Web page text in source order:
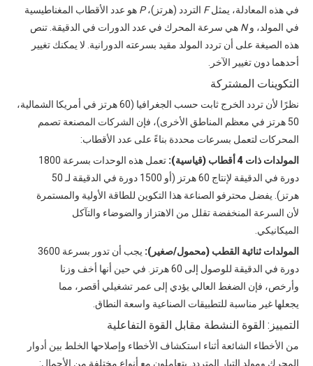
في هذه المعادلة، يمثلF التردد (هرتز)،P هو عدد الأقطاب المغناطيسية
في المولد، وN هي سرعة المحرك في عدد الدورات في الدقيقة. تنص
هذه الصيغة على أن تردد المولد مقيد بسرعته الدورانية. لا يمكنك تغيير
أحدهما دون تغيير الآخر.
التكوينات المشتركة
نظرًا لأن تردد الخرج ثابت حسب الجغرافيا (60 هرتز في أمريكا الشمالية،
50 هرتز في معظم المناطق الأخرى)، فإن الشركات المصنعة تصمم
المحركات لتعمل بسرعات محددة بناءً على عدد الأقطاب:
المولدات ذات 4 أقطاب (قياسية):
تعمل هذه الوحدات بسرعة 1800
دورة في الدقيقة لإنتاج 60 هرتز (أو 1500 دورة في الدقيقة لـ 50
هرتز). يفضل محترفو الصناعة هذا التكوين للطاقة الأولية والمستمرة
لأن السرعة المنخفضة تقلل من الاهتزاز والضوضاء والتآكل
الميكانيكي.
المولدات ثنائية القطب (محمول/صغير):
يجب أن تدور بسرعة 3600
دورة في الدقيقة للوصول إلى 60 هرتز. في حين أنها أخف وزنا
وأرخص، فإن الضغط العالي يؤدي إلى عمر تشغيلي أقصر، مما
يجعلها غير مناسبة للتطبيقات الصناعية واسعة النطاق.
التمييز: القوة النشطة مقابل القوة التفاعلية
من الأخطاء الشائعة أثناء استكشاف الأخطاء وإصلاحها الخلط بين أدوار
المحرك ومولد التيار المتردد. يتعاملون مع أنواع مختلفة من الأحمال: